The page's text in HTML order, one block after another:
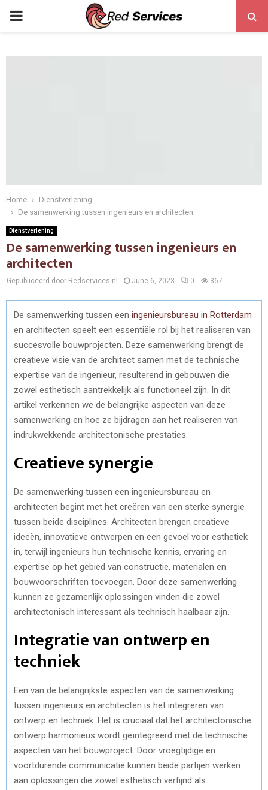
PRIMARY
Home
Dienstverlening
De samenwerking tussen ingenieurs en architecten
Dienstverlening
De samenwerking tussen ingenieurs en
architecten
Gepubliceerd door Redservices.nl June 6, 2023 0 367
De samenwerking tussen een ingenieursbureau in Rotterdam
en architecten speelt een essentiële rol bij het realiseren van
succesvolle bouwprojecten. Deze samenwerking brengt de
creatieve visie van de architect samen met de technische
expertise van de ingenieur, resulterend in gebouwen die
zowel esthetisch aantrekkelijk als functioneel zijn. In dit
artikel verkennen we de belangrijke aspecten van deze
samenwerking en hoe ze bijdragen aan het realiseren van
indrukwekkende architectonische prestaties.
Creatieve synergie
De samenwerking tussen een ingenieursbureau en
architecten begint met het creëren van een sterke synergie
tussen beide disciplines. Architecten brengen creatieve
ideeën, innovatieve ontwerpen en een gevoel voor esthetiek
in, terwijl ingenieurs hun technische kennis, ervaring en
expertise op het gebied van constructie, materialen en
bouwvoorschriften toevoegen. Door deze samenwerking
kunnen ze gezamenlijk oplossingen vinden die zowel
architectonisch interessant als technisch haalbaar zijn.
Integratie van ontwerp en
techniek
Een van de belangrijkste aspecten van de samenwerking
tussen ingenieurs en architecten is het integreren van
ontwerp en techniek. Het is cruciaal dat het architectonische
ontwerp harmonieus wordt geïntegreerd met de technische
aspecten van het bouwproject. Door vroegtijdige en
voortdurende communicatie kunnen beide partijen werken
aan oplossingen die zowel esthetisch verfijnd als